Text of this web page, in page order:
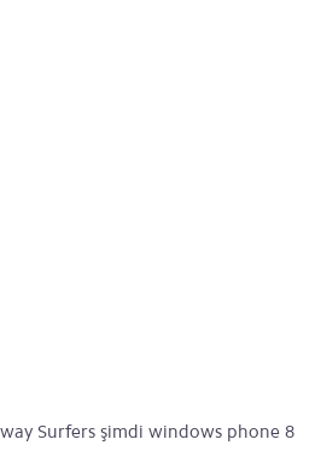
Surfers şimdi windows phone 8